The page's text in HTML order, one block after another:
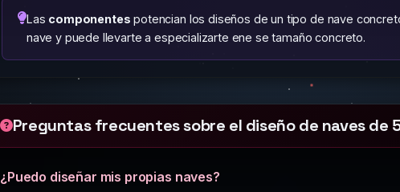
Las componentes potencian los diseños de un tipo de nave
nave y puede llevarte a especializarte ene se tamaño concreto.
Preguntas frecuentes sobre el diseño de naves de
¿Puedo diseñar mis propias naves?